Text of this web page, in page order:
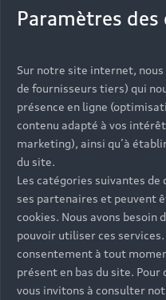
Pourquoi
Nos techniciens
afin d’assurer la
de votre véhicule Audi.
réaliser l’ensemble des
que les étapes
garantir votre sécurité
votre véhicule à un
historique d’entretien
atout pour la revente de
service d’entretien
deux ans d’assistance.
Paramètres des
Sur notre site internet,
de fournisseurs tiers) qui
présence en ligne
contenu adapté à vos
marketing), ainsi qu’à
du site.
Les catégories suivantes
ses partenaires et peuvent
cookies. Nous avons besoin
pouvoir utiliser ces services.
consentement à tout
présent en bas du site.
vous invitons à consulter